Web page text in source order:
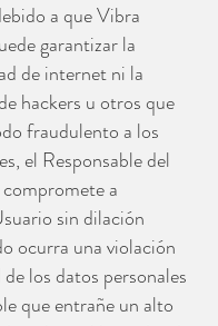
a que Vibra
garantizar la
de internet ni la
hackers u otros que
fraudulento a los
el Responsable del
a
sin dilación
ocurra una violación
los datos personales
que entrañe un alto